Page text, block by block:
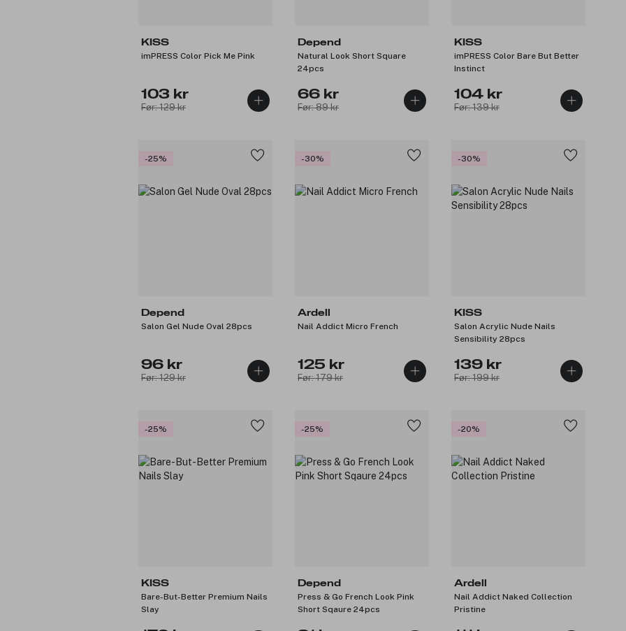
KISS
imPRESS Color Pick Me Pink
103 kr
Før: 129 kr
Depend
Natural Look Short Square
24pcs
66 kr
Før: 89 kr
KISS
imPRESS Color Bare But Better
Instinct
104 kr
Før: 139 kr
-25%
Depend
Salon Gel Nude Oval 28pcs
96 kr
Før: 129 kr
-30%
Ardell
Nail Addict Micro French
125 kr
Før: 179 kr
-30%
KISS
Salon Acrylic Nude Nails
Sensibility 28pcs
139 kr
Før: 199 kr
-25%
KISS
Bare-But-Better Premium Nails
Slay
-25%
Depend
Press & Go French Look Pink
Short Sqaure 24pcs
-20%
Ardell
Nail Addict Naked Collection
Pristine